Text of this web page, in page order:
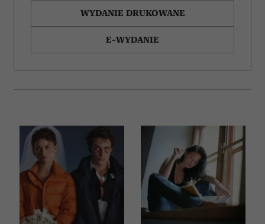
WYDANIE DRUKOWANE
E-WYDANIE